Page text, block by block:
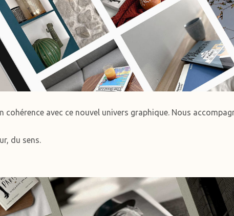
cohérence avec ce nouvel univers graphique. Nous
du sens.